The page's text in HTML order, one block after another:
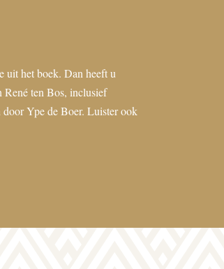
uit het boek. Dan heeft u
ten Bos, inclusief
door Ype de Boer. Luister ook